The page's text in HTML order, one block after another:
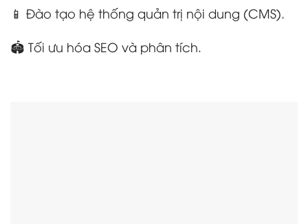
📱 Đào tạo hệ thống quản trị nội dung (CMS).
🏟️ Tối ưu hóa SEO và phân tích.